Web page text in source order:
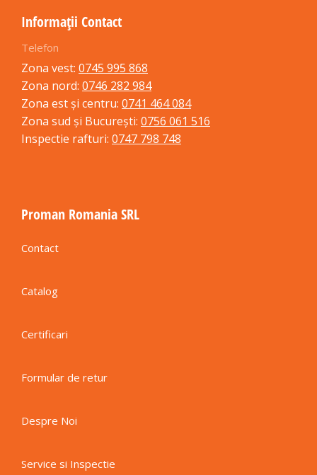
Informații Contact
Telefon
Zona vest: 0745 995 868
Zona nord: 0746 282 984
Zona est și centru: 0741 464 084
Zona sud și București: 0756 061 516
Inspectie rafturi: 0747 798 748
Proman Romania SRL
Contact
Catalog
Certificari
Formular de retur
Despre Noi
Service si Inspectie